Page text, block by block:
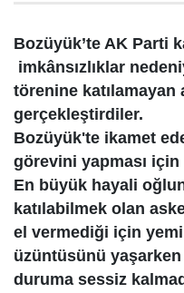
Bozüyük’te AK Parti
imkânsızlıklar
törenine
gerçekleştirdiler.
Bozüyük'te ikamet
görevini yapması için
En büyük hayali
katılabilmek olan
el vermediği için
üzüntüsünü yaşarken
duruma sessiz